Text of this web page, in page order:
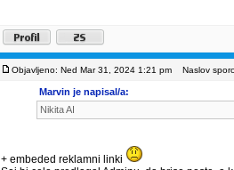
Objavljeno: Ned Mar 31, 2024 1:21 pm
Naslov
Marvin je napisal/a:
Nikita AI
+ embeded reklamni linki